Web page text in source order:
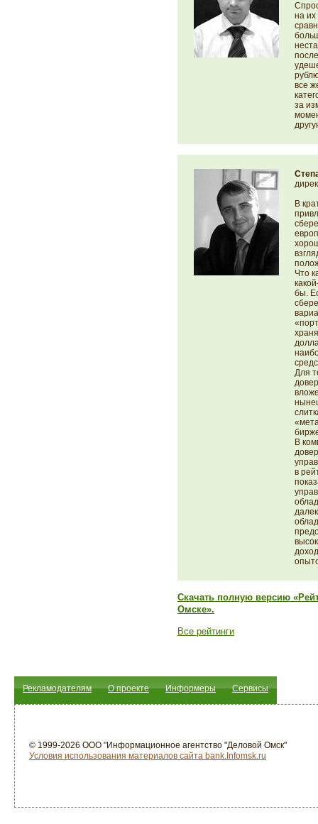
на их
все
за
В
Что
бы.
Для
В
в
Скачать полную версию
Омске».
Все рейтинги
Рекламодателям О проекте Информеры Сервисы
© 1999-2026 ООО "Информационное агентство "Деловой Омск"
Условия использования материалов сайта bank.Infomsk.ru